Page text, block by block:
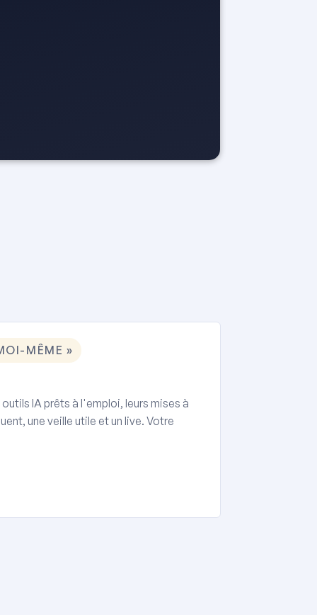
MÊME »
IA prêts à l'emploi, leurs mises à
une veille utile et un live. Votre